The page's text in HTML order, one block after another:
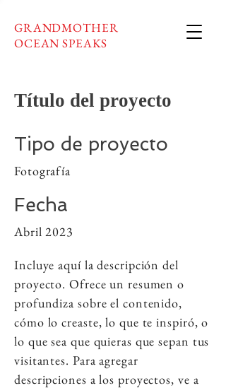
GRANDMOTHER
OCEAN SPEAKS
Título del proyecto
Tipo de proyecto
Fotografía
Fecha
Abril 2023
Incluye aquí la descripción del
proyecto. Ofrece un resumen o
profundiza sobre el contenido,
cómo lo creaste, lo que te inspiró, o
lo que sea que quieras que sepan tus
visitantes. Para agregar
descripciones a los proyectos, ve a